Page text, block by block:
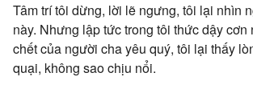
Tâm trí tôi dừng, lời lẽ ngưng, tôi lại nhìn
này. Nhưng lập tức trong tôi thức dậy cơn
chết của người cha yêu quý, tôi lại thấy
quại, không sao chịu nổi.